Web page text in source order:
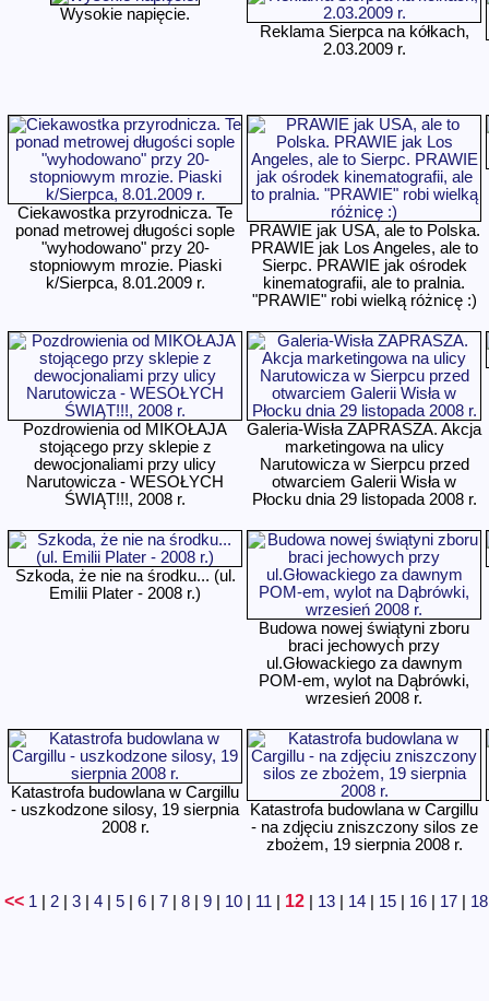
Wysokie napięcie.
Reklama Sierpca na kółkach,
2.03.2009 r.
Ciekawostka przyrodnicza. Te
ponad metrowej długości sople
"wyhodowano" przy 20-
stopniowym mrozie. Piaski
k/Sierpca, 8.01.2009 r.
PRAWIE jak USA, ale to Polska.
PRAWIE jak Los Angeles, ale to
Sierpc. PRAWIE jak ośrodek
kinematografii, ale to pralnia.
"PRAWIE" robi wielką różnicę :)
Pozdrowienia od MIKOŁAJA
stojącego przy sklepie z
dewocjonaliami przy ulicy
Narutowicza - WESOŁYCH
ŚWIĄT!!!, 2008 r.
Galeria-Wisła ZAPRASZA. Akcja
marketingowa na ulicy
Narutowicza w Sierpcu przed
otwarciem Galerii Wisła w
Płocku dnia 29 listopada 2008 r.
Szkoda, że nie na środku... (ul.
Emilii Plater - 2008 r.)
Budowa nowej świątyni zboru
braci jechowych przy
ul.Głowackiego za dawnym
POM-em, wylot na Dąbrówki,
wrzesień 2008 r.
Katastrofa budowlana w Cargillu
- uszkodzone silosy, 19 sierpnia
2008 r.
Katastrofa budowlana w Cargillu
- na zdjęciu zniszczony silos ze
zbożem, 19 sierpnia 2008 r.
<< 1 2 3 4 5 6 7 8 9 10 11 12 13 14 15 16 17 18